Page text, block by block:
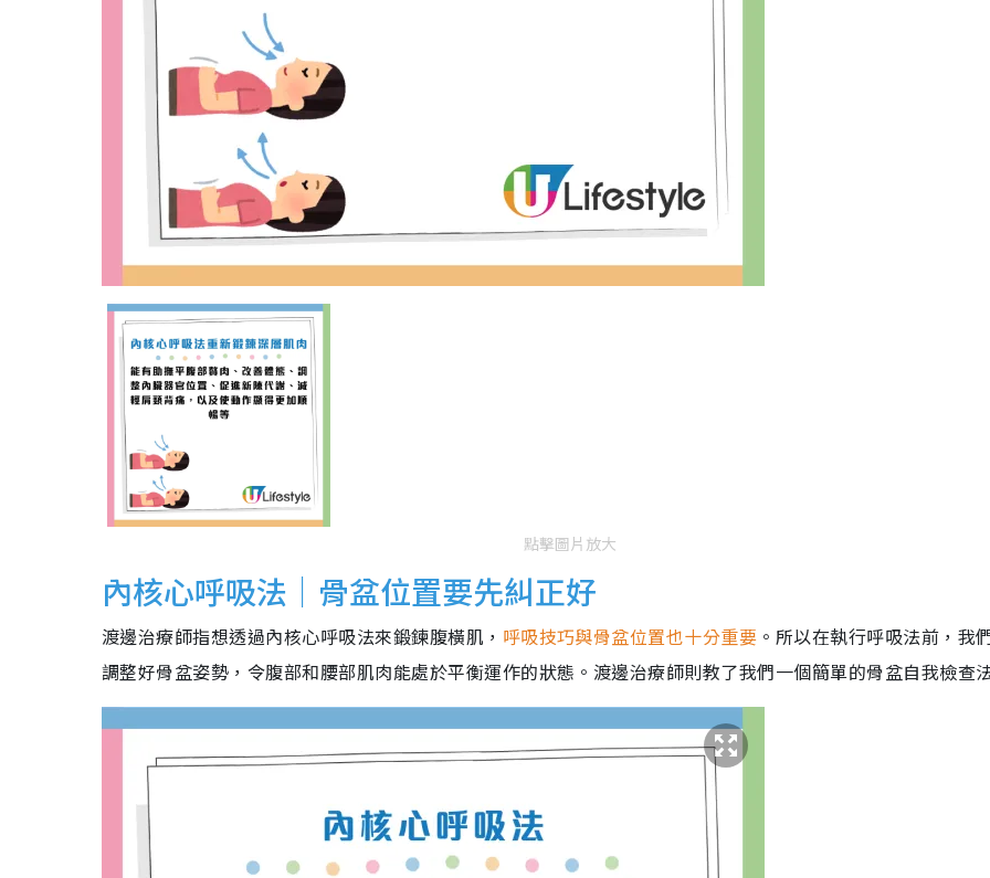
點擊圖片放大
內核心呼吸法｜骨盆位置要先糾正好
渡邊治療師指想透過內核心呼吸法來鍛鍊腹橫肌， 呼吸技巧與骨盆位置也十分重要 。所以在執行呼吸法前，我
調整好骨盆姿勢，令腹部和腰部肌肉能處於平衡運作的狀態。渡邊治療師則教了我們一個簡單的骨盆自我檢查